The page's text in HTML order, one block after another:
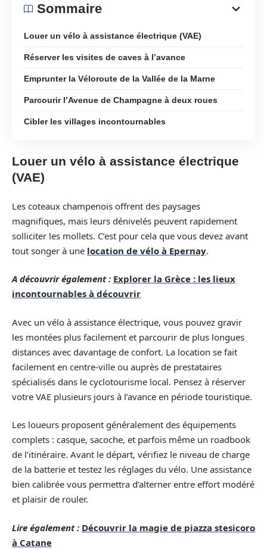
Sommaire
Louer un vélo à assistance électrique (VAE)
Réserver les visites de caves à l’avance
Emprunter la Véloroute de la Vallée de la Marne
Parcourir l’Avenue de Champagne à deux roues
Cibler les villages incontournables
Louer un vélo à assistance électrique
(VAE)
Les coteaux champenois offrent des paysages
magnifiques, mais leurs dénivelés peuvent rapidement
solliciter les mollets. C’est pour cela que vous devez avant
tout songer à une location de vélo à Epernay.
A découvrir également : Explorer la Grèce : les lieux
incontournables à découvrir
Avec un vélo à assistance électrique, vous pouvez gravir
les montées plus facilement et parcourir de plus longues
distances avec davantage de confort. La location se fait
facilement en centre-ville ou auprès de prestataires
spécialisés dans le cyclotourisme local. Pensez à réserver
votre VAE plusieurs jours à l’avance en période touristique.
Les loueurs proposent généralement des équipements
complets : casque, sacoche, et parfois même un roadbook
de l’itinéraire. Avant le départ, vérifiez le niveau de charge
de la batterie et testez les réglages du vélo. Une assistance
bien calibrée vous permettra d’alterner entre effort modéré
et plaisir de rouler.
Lire également : Découvrir la magie de piazza stesicoro
à Catane